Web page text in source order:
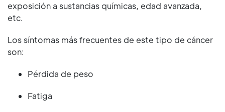
exposición a sustancias químicas, edad avanzada,
etc.
Los síntomas más frecuentes de este tipo de cáncer
son:
Pérdida de peso
Fatiga